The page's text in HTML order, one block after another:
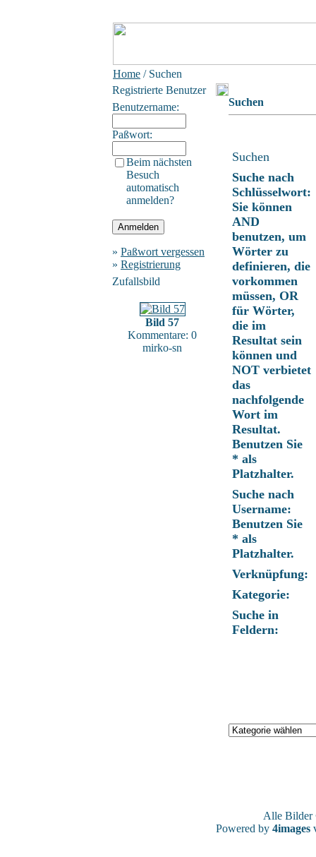
Home / Suchen
Registrierte Benutzer
Benutzername:
Paßwort:
Beim nächsten
Besuch
automatisch
anmelden?
» Paßwort vergessen
» Registrierung
Zufallsbild
Bild 57
Kommentare: 0
mirko-sn
Suchen
Suchen
Suche nach
Schlüsselwort:
Sie können
AND
benutzen, um
Wörter zu
definieren, die
vorkommen
müssen, OR
für Wörter,
die im
Resultat sein
können und
NOT verbietet
das
nachfolgende
Wort im
Resultat.
Benutzen Sie
* als
Platzhalter.
Suche nach
Username:
Benutzen Sie
* als
Platzhalter.
Verknüpfung:
Kategorie:
Suche in
Feldern:
Alle
Powered by 4images